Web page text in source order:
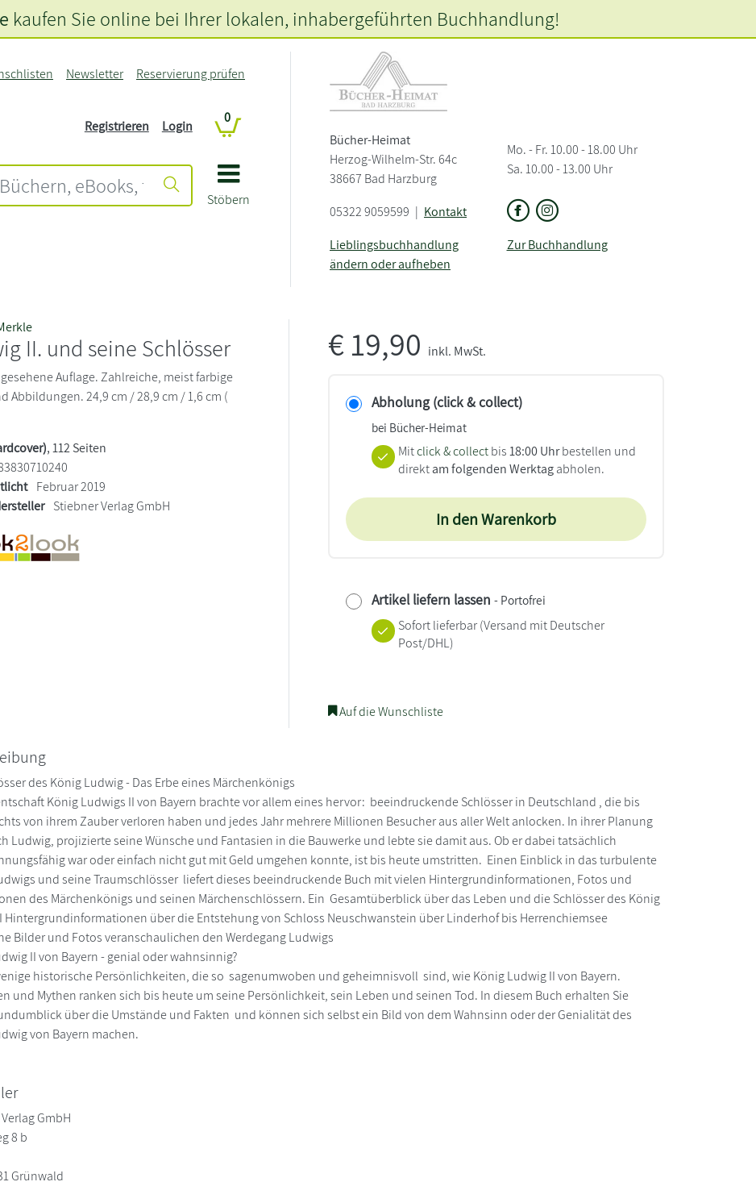
Stöbern
Newsletter Reservierung prüfen
Registrieren Login
0
Bücher-Heimat
Herzog-Wilhelm-Str. 64c
38667 Bad Harzburg
Mo. - Fr. 10.00 - 18.00 Uhr
Sa. 10.00 - 13.00 Uhr
05322 9059599 | Kontakt
Lieblingsbuchhandlung
ändern oder aufheben
Zur Buchhandlung
kaufen Sie online bei Ihrer lokalen, inhabergeführten Buchhandlung!
II. und seine Schlösser
Auflage. Zahlreiche, meist farbige
Abbildungen. 24,9 cm / 28,9 cm / 1,6 cm (
, 112 Seiten
Februar 2019
Stiebner Verlag GmbH
€19,90 inkl. MwSt.
Abholung (click & collect)
bei Bücher-Heimat
Mitclick & collect bis18:00 Uhrbestellen und
direktam folgenden Werktagabholen.
In den Warenkorb
Artikel liefern lassen - Portofrei
Sofort lieferbar(Versand mit Deutscher
Post/DHL)
Auf die Wunschliste
des König Ludwig - Das Erbe eines Märchenkönigs
König Ludwigs II von Bayern brachte vor allem eines hervor: beeindruckende Schlösser in Deutschland , die bis
von ihrem Zauber verloren haben und jedes Jahr mehrere Millionen Besucher aus aller Welt anlocken. In ihrer Planung
Ludwig, projizierte seine Wünsche und Fantasien in die Bauwerke und lebte sie damit aus. Ob er dabei tatsächlich
war oder einfach nicht gut mit Geld umgehen konnte, ist bis heute umstritten. Einen Einblick in das turbulente
und seine Traumschlösser liefert dieses beeindruckende Buch mit vielen Hintergrundinformationen, Fotos und
des Märchenkönigs und seinen Märchenschlössern. Ein Gesamtüberblick über das Leben und die Schlösser des König
Hintergrundinformationen über die Entstehung von Schloss Neuschwanstein über Linderhof bis Herrenchiemsee
Bilder und Fotos veranschaulichen den Werdegang Ludwigs
II von Bayern - genial oder wahnsinnig?
historische Persönlichkeiten, die so sagenumwoben und geheimnisvoll sind, wie König Ludwig II von Bayern.
und Mythen ranken sich bis heute um seine Persönlichkeit, sein Leben und seinen Tod. In diesem Buch erhalten Sie
über die Umstände und Fakten und können sich selbst ein Bild von dem Wahnsinn oder der Genialität des
von Bayern machen.
GmbH
8 b
Grünwald